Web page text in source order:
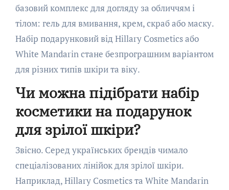
базовий комплекс для догляду за обличчям і
тілом: гель для вмивання, крем, скраб або маску.
Набір подарунковий від Hillary Cosmetics або
White Mandarin стане безпрограшним варіантом
для різних типів шкіри та віку.
Чи можна підібрати набір
косметики на подарунок
для зрілої шкіри?
Звісно. Серед українських брендів чимало
спеціалізованих лінійок для зрілої шкіри.
Наприклад, Hillary Cosmetics та White Mandarin